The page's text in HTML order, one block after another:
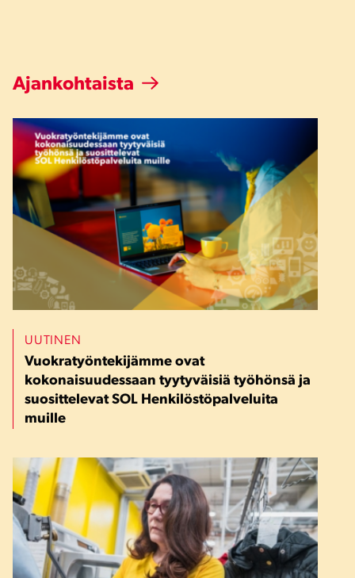
Ajankohtaista
UUTINEN
Vuokratyöntekijämme ovat
kokonaisuudessaan tyytyväisiä työhönsä ja
suosittelevat SOL Henkilöstöpalveluita
muille